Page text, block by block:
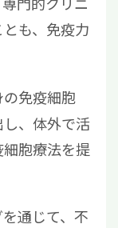
とも、免疫力
免疫細胞
し、体外で活
胞療法を提
通じて、不